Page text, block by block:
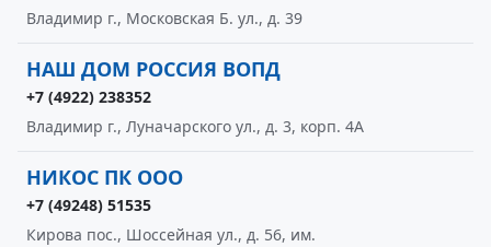
Владимир г., Московская Б. ул., д. 39
НАШ ДОМ РОССИЯ ВОПД
+7 (4922) 238352
Владимир г., Луначарского ул., д. 3, корп. 4А
НИКОС ПК ООО
+7 (49248) 51535
Кирова пос., Шоссейная ул., д. 56, им.